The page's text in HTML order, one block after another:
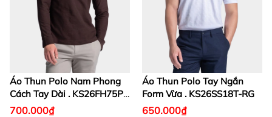
Áo Thun Polo Nam Phong
Cách Tay Dài . KS26FH75P-
LSWK
700.000₫
Áo Thun Polo Tay Ngắn
Form Vừa . KS26SS18T-RG
650.000₫